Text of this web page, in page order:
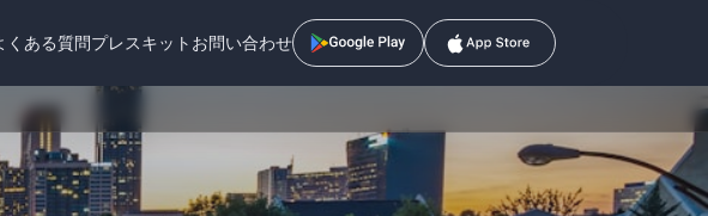
くある質問プレスキット お問い合わせ